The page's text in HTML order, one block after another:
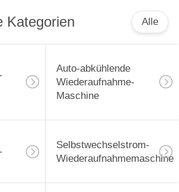
Kategorien Alle
Auto-abkühlende
Wiederaufnahme-
Maschine
Selbstwechselstrom-
Wiederaufnahmemaschine